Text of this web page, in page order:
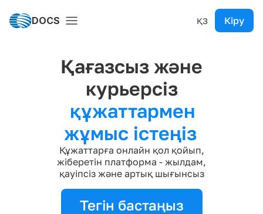
DOCS ҚЗ Кіру
Қағазсыз және
курьерсіз
құжаттармен
жұмыс істеңіз
Құжаттарға онлайн қол қойып,
жіберетін платформа - жылдам,
қауіпсіз және артық шығынсыз
Тегін бастаңыз